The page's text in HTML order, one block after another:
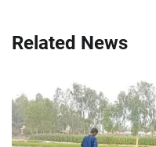
Related News